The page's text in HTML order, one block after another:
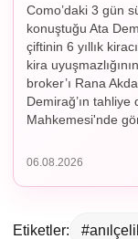
Como’daki 3 gün
konuştuğu Ata
çiftinin 6 yıllık
kira
broker’ı Rana
Demirağ’ın
Mahkemesi'nde
06.08.2026
Etiketler: